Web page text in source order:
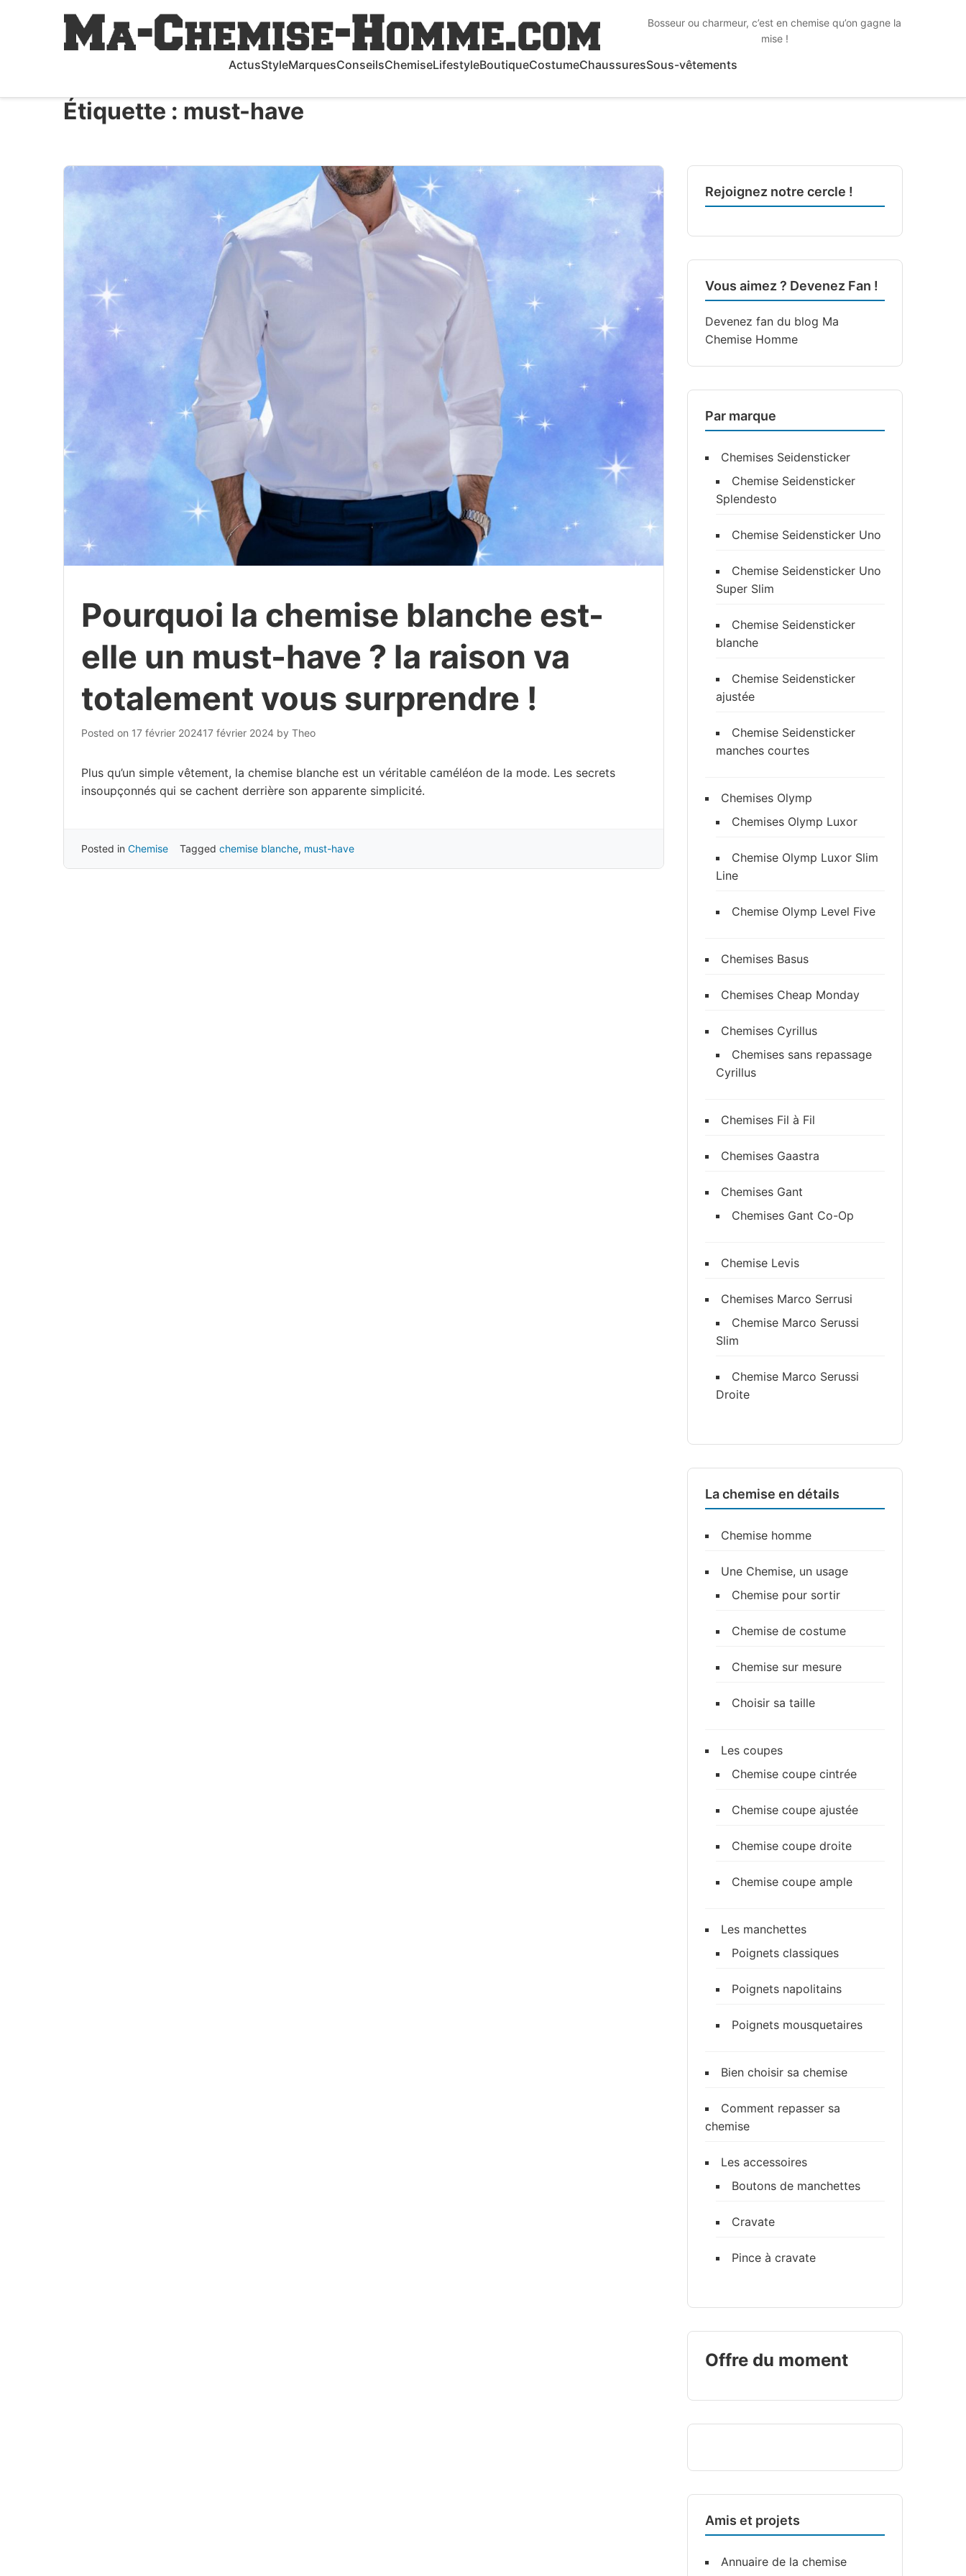
Bosseur ou charmeur, c’est en chemise qu’on gagne la
mise !
ActusStyleMarquesConseilsChemiseLifestyleBoutiqueCostumeChaussuresSous-vêtements
Étiquette : must-have
Pourquoi la chemise blanche est-
elle un must-have ? la raison va
totalement vous surprendre !
Posted on 17 février 202417 février 2024 by Theo
Plus qu’un simple vêtement, la chemise blanche est un véritable caméléon de la mode. Les secrets
insoupçonnés qui se cachent derrière son apparente simplicité.
Posted in Chemise Tagged chemise blanche, must-have
Rejoignez notre cercle !
Vous aimez ? Devenez Fan !
Devenez fan du blog Ma
Chemise Homme
Par marque
Chemises Seidensticker
Chemise Seidensticker
Splendesto
Chemise Seidensticker Uno
Chemise Seidensticker Uno
Super Slim
Chemise Seidensticker
blanche
Chemise Seidensticker
ajustée
Chemise Seidensticker
manches courtes
Chemises Olymp
Chemises Olymp Luxor
Chemise Olymp Luxor Slim
Line
Chemise Olymp Level Five
Chemises Basus
Chemises Cheap Monday
Chemises Cyrillus
Chemises sans repassage
Cyrillus
Chemises Fil à Fil
Chemises Gaastra
Chemises Gant
Chemises Gant Co-Op
Chemise Levis
Chemises Marco Serrusi
Chemise Marco Serussi
Slim
Chemise Marco Serussi
Droite
La chemise en détails
Chemise homme
Une Chemise, un usage
Chemise pour sortir
Chemise de costume
Chemise sur mesure
Choisir sa taille
Les coupes
Chemise coupe cintrée
Chemise coupe ajustée
Chemise coupe droite
Chemise coupe ample
Les manchettes
Poignets classiques
Poignets napolitains
Poignets mousquetaires
Bien choisir sa chemise
Comment repasser sa
chemise
Les accessoires
Boutons de manchettes
Cravate
Pince à cravate
Offre du moment
Amis et projets
Annuaire de la chemise